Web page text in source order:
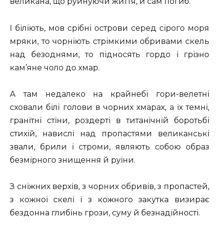
І біліють, мов срібні острови серед сірого моря
мряки, то чорніють стрімкими обривами скель
над безоднями, то підносять гордо і грізно
кам’яне чоло до хмар.
А там недалеко на крайнебі гори-велетні
сховали білі голови в чорних хмарах, а їх темні,
гранітні стіни, роздерті в титанічній боротьбі
стихій, навислі над пропастями великанські
звали, брили і строми, являють собою образ
безмірного знищення й руїни.
З сніжних верхів, з чорних обривів, з пропастей,
з кожної скелі і з кожного закутка визирає
бездонна глибінь грози, суму й безнадійності.